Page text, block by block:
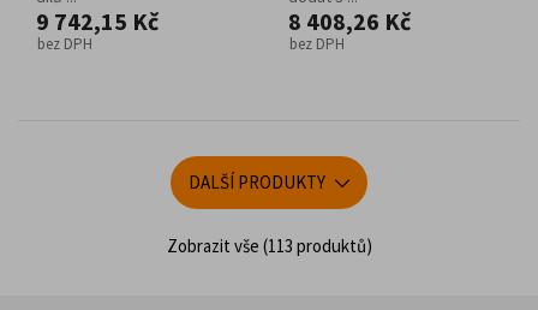
9 742,15 Kč
bez DPH
8 408,26 Kč
bez DPH
DALŠÍ PRODUKTY
Zobrazit vše (113 produktů)